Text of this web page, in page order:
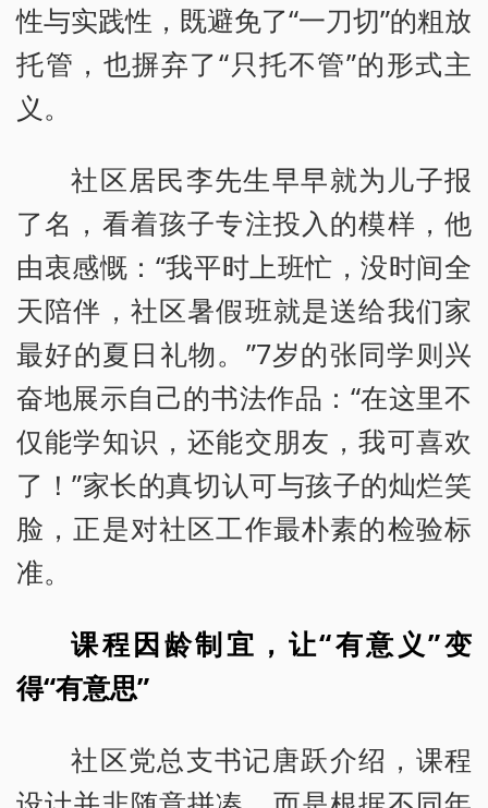
性与实践性，既避免了“一刀切”的粗放
托管，也摒弃了“只托不管”的形式主
义。
社区居民李先生早早就为儿子报
了名，看着孩子专注投入的模样，他
由衷感慨：“我平时上班忙，没时间全
天陪伴，社区暑假班就是送给我们家
最好的夏日礼物。”7岁的张同学则兴
奋地展示自己的书法作品：“在这里不
仅能学知识，还能交朋友，我可喜欢
了！”家长的真切认可与孩子的灿烂笑
脸，正是对社区工作最朴素的检验标
准。
课程因龄制宜，让“有意义”变
得“有意思”
社区党总支书记唐跃介绍，课程